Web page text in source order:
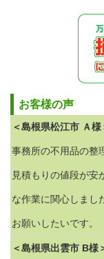
お客様の声
＜島根県松江市 Ａ様
事務所の不用品の整
見積もりの値段が安
な作業に関心しまし
お願いしたいです。
＜島根県出雲市 B様